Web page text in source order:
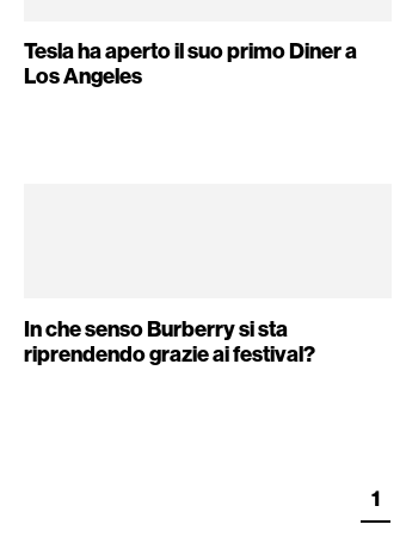
Tesla ha aperto il suo primo Diner a
Los Angeles
In che senso Burberry si sta
riprendendo grazie ai festival?
1